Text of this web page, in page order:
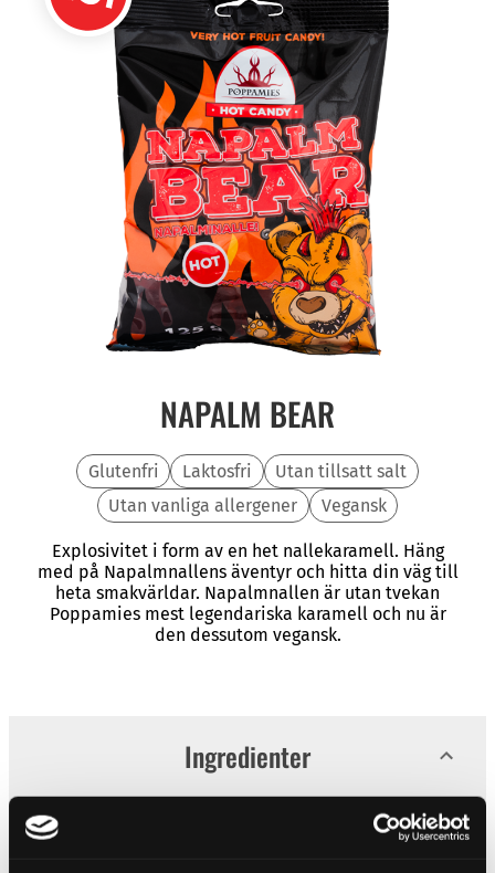
NAPALM BEAR
Glutenfri Laktosfri
Utan tillsatt salt
Utan vanliga allergener
Vegansk
Explosivitet i form av en het nallekaramell. Häng
med på Napalmnallens äventyr och hitta din väg till
heta smakvärldar. Napalmnallen är utan tvekan
Poppamies mest legendariska karamell och nu är
den dessutom vegansk.
Ingredienter
Glukossirap, socker, vatten, geleringsmedel (pektin),
syra (citronsyra), arom, habaneropulver (0,4%),